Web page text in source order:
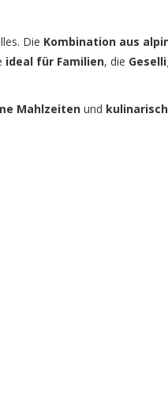
Die Kombination aus
ideal für Familien, die
Mahlzeiten und